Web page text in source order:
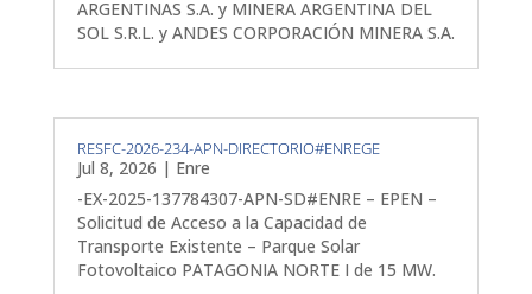
ARGENTINAS S.A. y MINERA ARGENTINA DEL
SOL S.R.L. y ANDES CORPORACIÓN MINERA S.A.
RESFC-2026-234-APN-DIRECTORIO#ENREGE
Jul 8, 2026 | Enre
-EX-2025-137784307-APN-SD#ENRE – EPEN –
Solicitud de Acceso a la Capacidad de
Transporte Existente – Parque Solar
Fotovoltaico PATAGONIA NORTE I de 15 MW.